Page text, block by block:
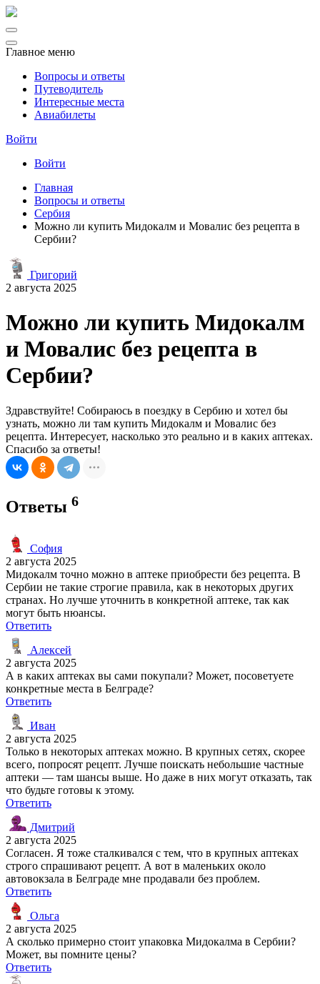
Главное меню
Вопросы и ответы
Путеводитель
Интересные места
Авиабилеты
Войти
Войти
Главная
Вопросы и ответы
Сербия
Можно ли купить Мидокалм и Мовалис без рецепта в
Сербии?
Григорий
2 августа 2025
Можно ли купить Мидокалм
и Мовалис без рецепта в
Сербии?
Здравствуйте! Собираюсь в поездку в Сербию и хотел бы
узнать, можно ли там купить Мидокалм и Мовалис без
рецепта. Интересует, насколько это реально и в каких аптеках.
Спасибо за ответы!
Ответы 6
София
2 августа 2025
Мидокалм точно можно в аптеке приобрести без рецепта. В
Сербии не такие строгие правила, как в некоторых других
странах. Но лучше уточнить в конкретной аптеке, так как
могут быть нюансы.
Ответить
Алексей
2 августа 2025
А в каких аптеках вы сами покупали? Может, посоветуете
конкретные места в Белграде?
Ответить
Иван
2 августа 2025
Только в некоторых аптеках можно. В крупных сетях, скорее
всего, попросят рецепт. Лучше поискать небольшие частные
аптеки — там шансы выше. Но даже в них могут отказать, так
что будьте готовы к этому.
Ответить
Дмитрий
2 августа 2025
Согласен. Я тоже сталкивался с тем, что в крупных аптеках
строго спрашивают рецепт. А вот в маленьких около
автовокзала в Белграде мне продавали без проблем.
Ответить
Ольга
2 августа 2025
А сколько примерно стоит упаковка Мидокалма в Сербии?
Может, вы помните цены?
Ответить